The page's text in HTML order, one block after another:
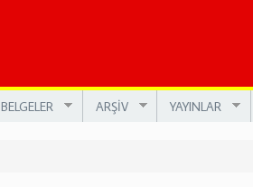
BELGELER ARŞİV YAYINLAR